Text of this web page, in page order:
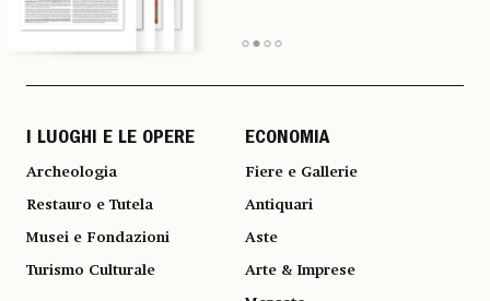
I LUOGHI E LE OPERE
Archeologia
Restauro e Tutela
Musei e Fondazioni
Turismo Culturale
ECONOMIA
Fiere e Gallerie
Antiquari
Aste
Arte & Imprese